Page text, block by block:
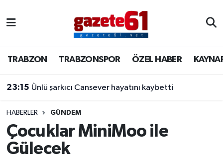
TRABZON TRABZONSPOR ÖZEL HABER
23:15 Ünlü şarkıcı Cansever hayatını kaybetti
HABERLER GÜNDEM
Çocuklar MiniMoo ile
Gülecek
TRABZONSPOR
ÖZEL HABER
KAYNAR KAZAN
SİYASET
Trabzon Nöbetçi Eczaneler
Trabzon Hava Durumu
Trabzon Namaz Vakitleri
Trabzon Trafik Yoğunluk Haritası
Süper Lig Puan Durumu ve Fikstür